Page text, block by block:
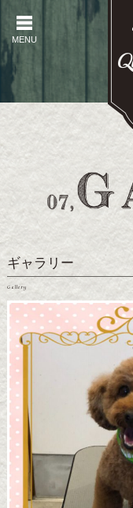
MENU
ギャラリー
Gallery